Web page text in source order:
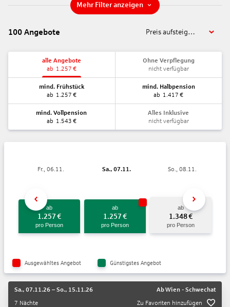
Mehr Filter anzeigen
100 Angebote Preis aufsteigend
alle Angebote
ab 1.257 €
Ohne Verpflegung
nicht verfügbar
mind. Frühstück
ab 1.257 €
mind. Halbpension
ab 1.417 €
mind. Vollpension
ab 1.543 €
Alles Inklusive
nicht verfügbar
Fr., 06.11.
ab
1.257 €
pro Person
Sa., 07.11.
ab
1.257 €
pro Person
So., 08.11.
ab
1.348€
pro Person
Ausgewähltes Angebot Günstigstes Angebot
Sa., 07.11.26 – So., 15.11.26 AbWien - Schwechat
7 Nächte
Zu Favoriten hinzufügen